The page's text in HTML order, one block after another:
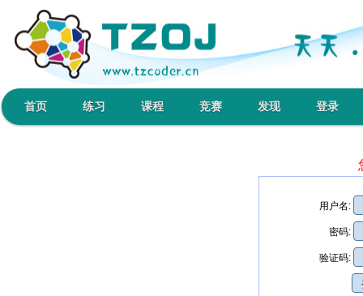
首页 练习 课程 竞赛 发现 登录
用户名:
密码:
验证码: